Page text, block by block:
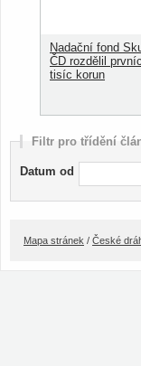
Nadační fond
ČD rozdělil
tisíc korun
Filtr pro třídění
Datum od
Mapa stránek / České